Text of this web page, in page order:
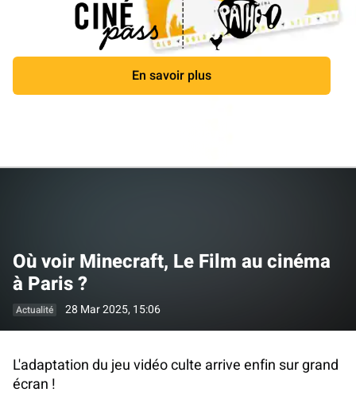
En savoir plus
Où voir Minecraft, Le Film au cinéma
à Paris ?
Actualité 28 Mar 2025, 15:06
L'adaptation du jeu vidéo culte arrive enfin sur grand
écran !